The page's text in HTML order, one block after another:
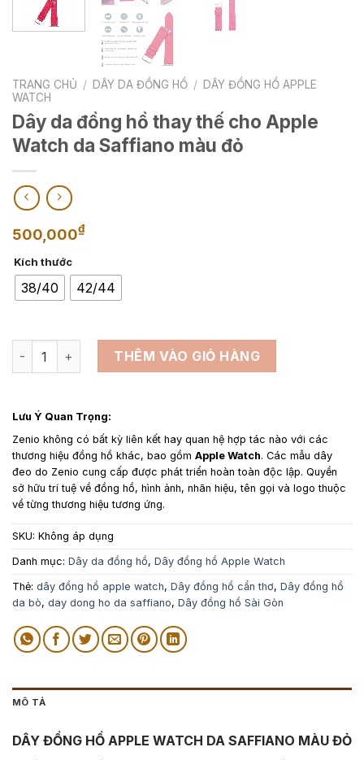
TRANG CHỦ / DÂY DA ĐỒNG HỒ / DÂY ĐỒNG HỒ APPLE
WATCH
Dây da đồng hồ thay thế cho Apple
Watch da Saffiano màu đỏ
500,000₫
Kích thước
38/40 42/44
Dây da đồng hồ thay thế cho Apple Watch da Saffiano màu
THÊM VÀO GIỎ HÀNG
Lưu Ý Quan Trọng:
Zenio không có bất kỳ liên kết hay quan hệ hợp tác nào với các
thương hiệu đồng hồ khác, bao gồm Apple Watch. Các mẫu dây
đeo do Zenio cung cấp được phát triển hoàn toàn độc lập. Quyền
sở hữu trí tuệ về đồng hồ, hình ảnh, nhãn hiệu, tên gọi và logo thuộc
về từng thương hiệu tương ứng.
SKU: Không áp dụng
Danh mục: Dây da đồng hồ, Dây đồng hồ Apple Watch
Thẻ: dây đồng hồ apple watch, Dây đồng hồ cần thơ, Dây đồng hồ
da bò, day dong ho da saffiano, Dây đồng hồ Sài Gòn
MÔ TẢ
DÂY ĐỒNG HỒ APPLE WATCH DA SAFFIANO MÀU ĐỎ